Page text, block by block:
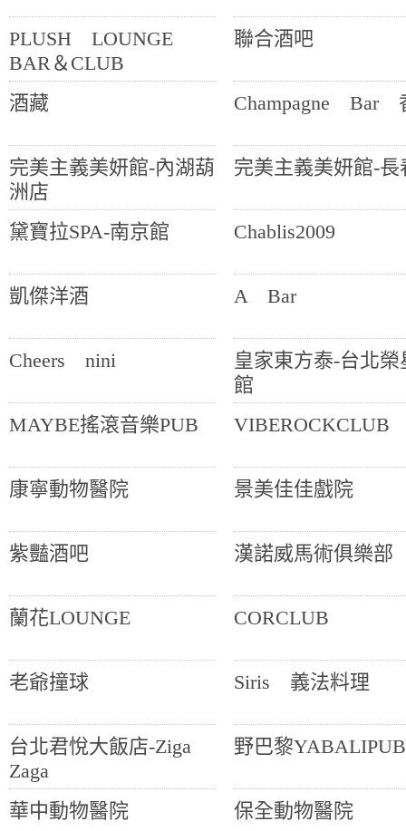
PLUSH LOUNGE
BAR＆CLUB
聯合酒吧
酒藏 Champagne Bar
完美主義美妍館-內湖葫
洲店
完美主義美妍館-長
黛寶拉SPA-南京館 Chablis2009
凱傑洋酒 A Bar
Cheers nini
皇家東方泰-台北榮
館
MAYBE搖滾音樂PUB
VIBEROCKCLUB
康寧動物醫院 景美佳佳戲院
紫豔酒吧 漢諾威馬術俱樂部
蘭花LOUNGE CORCLUB
老爺撞球 Siris 義法料理
台北君悅大飯店-Ziga
Zaga
野巴黎YABALIPUB
華中動物醫院 保全動物醫院